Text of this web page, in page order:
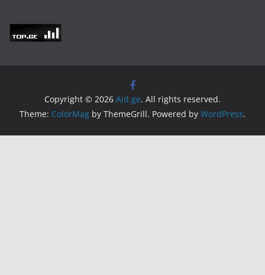
Copyright © 2026 Aid.ge. All rights reserved.
Theme: ColorMag by ThemeGrill. Powered by WordPress.